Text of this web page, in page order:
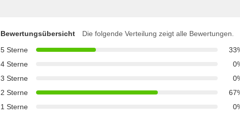
Bewertungsübersicht
Die folgende Verteilung zeigt alle Bewertungen.
5 Sterne
4 Sterne
3 Sterne
2 Sterne
1 Sterne